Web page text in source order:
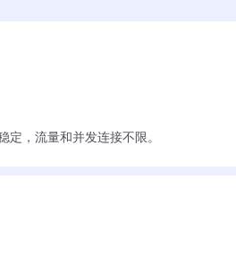
，流量和并发连接不限。